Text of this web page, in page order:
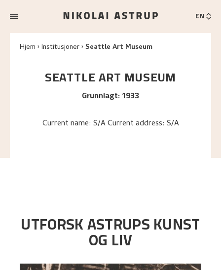
EN
Hjem Institusjoner Seattle Art Museum
SEATTLE ART MUSEUM
Grunnlagt:1933
Current name: S/A Current address: S/A
UTFORSK ASTRUPS KUNST
OG LIV